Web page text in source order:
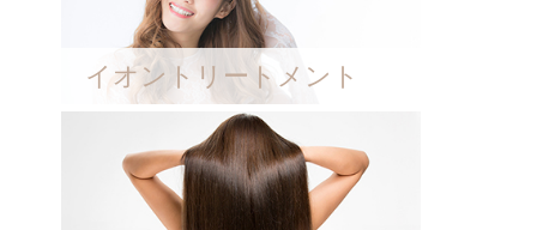
イオントリートメント